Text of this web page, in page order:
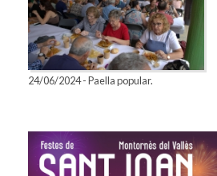
24/06/2024 - Paella popular.